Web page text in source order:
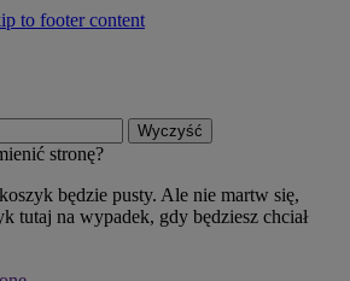
to footer content
Wyczyść
stronę?
będzie pusty. Ale nie martw się,
tutaj na wypadek, gdy będziesz chciał